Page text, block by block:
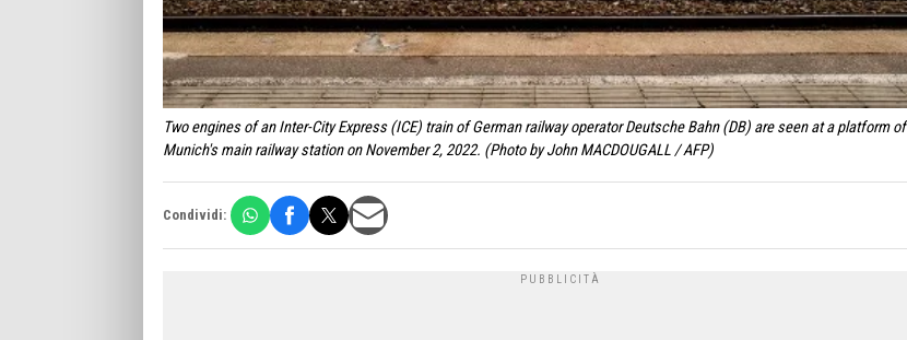
Two engines of an Inter-City Express (ICE) train of German railway operator Deutsche Bahn (DB) are seen at a platform of
Munich's main railway station on November 2, 2022. (Photo by John MACDOUGALL / AFP)
Condividi: